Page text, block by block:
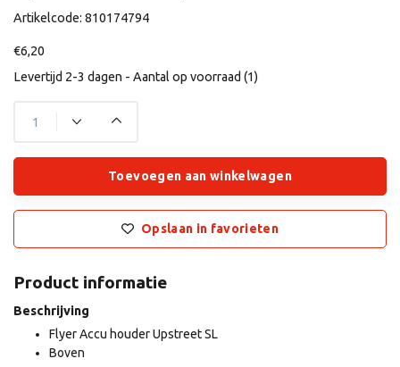
Artikelcode: 810174794
€6,20
Levertijd 2-3 dagen - Aantal op voorraad (1)
Toevoegen aan winkelwagen
Opslaan in favorieten
Product informatie
Beschrijving
Flyer Accu houder Upstreet SL
Boven